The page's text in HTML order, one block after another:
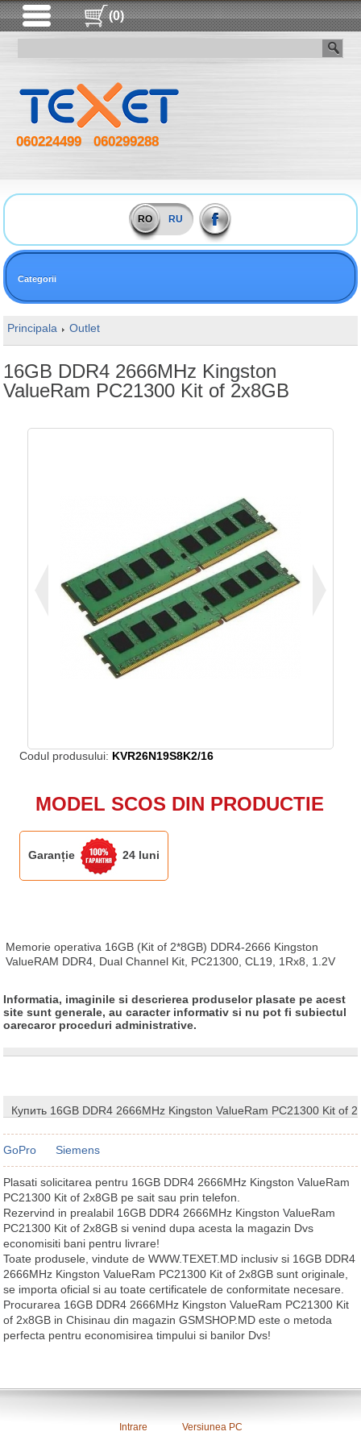
(0)
060224499 060299288
RO RU
Categorii
Principala Outlet
16GB DDR4 2666MHz Kingston
ValueRam PC21300 Kit of 2x8GB
Codul produsului: KVR26N19S8K2/16
MODEL SCOS DIN PRODUCTIE
Garanție 24 luni
Memorie operativa 16GB (Kit of 2*8GB) DDR4-2666 Kingston
ValueRAM DDR4, Dual Channel Kit, PC21300, CL19, 1Rx8, 1.2V
Informatia, imaginile si descrierea produselor plasate pe acest
site sunt generale, au caracter informativ si nu pot fi subiectul
oarecaror proceduri administrative.
Купить 16GB DDR4 2666MHz Kingston ValueRam PC21300 Kit of
GoPro Siemens
Plasati solicitarea pentru 16GB DDR4 2666MHz Kingston ValueRam
PC21300 Kit of 2x8GB pe sait sau prin telefon.
Rezervind in prealabil 16GB DDR4 2666MHz Kingston ValueRam
PC21300 Kit of 2x8GB si venind dupa acesta la magazin Dvs
economisiti bani pentru livrare!
Toate produsele, vindute de WWW.TEXET.MD inclusiv si 16GB DDR4
2666MHz Kingston ValueRam PC21300 Kit of 2x8GB sunt originale,
se importa oficial si au toate certificatele de conformitate necesare.
Procurarea 16GB DDR4 2666MHz Kingston ValueRam PC21300 Kit
of 2x8GB in Chisinau din magazin GSMSHOP.MD este o metoda
perfecta pentru economisirea timpului si banilor Dvs!
Intrare Versiunea PC